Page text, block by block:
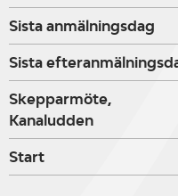
Sista anmälningsdag
Sista
Skepparmöte,
Kanaludden
Start